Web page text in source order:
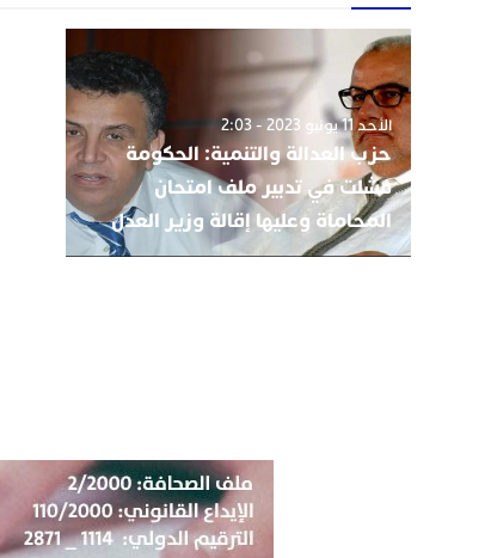
الأحد 11 يونيو 2023 - 2:03
حزب العدالة والتنمية: الحكومة
فشلت في تدبير ملف امتحان
المحاماة وعليها إقالة وزير العدل